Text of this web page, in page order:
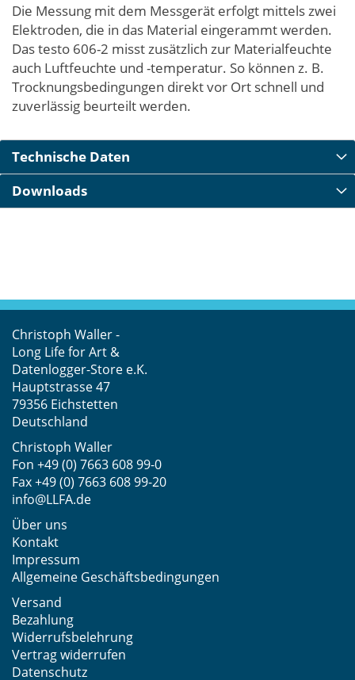
Die Messung mit dem Messgerät erfolgt mittels zwei
Elektroden, die in das Material eingerammt werden.
Das testo 606-2 misst zusätzlich zur Materialfeuchte
auch Luftfeuchte und -temperatur. So können z. B.
Trocknungsbedingungen direkt vor Ort schnell und
zuverlässig beurteilt werden.
Technische Daten
Downloads
Christoph Waller -
Long Life for Art &
Datenlogger-Store e.K.
Hauptstrasse 47
79356 Eichstetten
Deutschland
Christoph Waller
Fon +49 (0) 7663 608 99-0
Fax +49 (0) 7663 608 99-20
info@LLFA.de
Über uns
Kontakt
Impressum
Allgemeine Geschäftsbedingungen
Versand
Bezahlung
Widerrufsbelehrung
Vertrag widerrufen
Datenschutz